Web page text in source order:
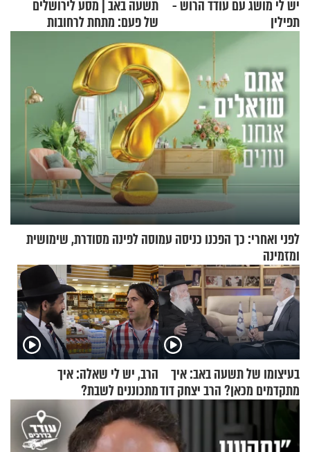
יש לי מושג עם עודד הרוש -
תפילין
תשעה באב | מסע לירושלים
של פעם: מתחת לרחובות
ירושלים
לפני ואחרי: כך הפכנו כניסה עמוסה לפינה מסודרת, שימושית
ומזמינה
בעיצומו של תשעה באב: איך
מתקדמים מכאן? הרב יצחק דוד
גרוסמן בשיחה מיוחדת
הרב, יש לי שאלה: איך
מתכוננים לשבת?